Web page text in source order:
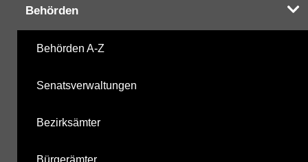
Behörden
Behörden A-Z
Senatsverwaltungen
Bezirksämter
Bürgerämter